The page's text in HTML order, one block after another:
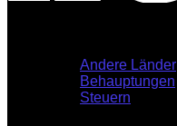
Andere Länder
Behauptungen
Steuern